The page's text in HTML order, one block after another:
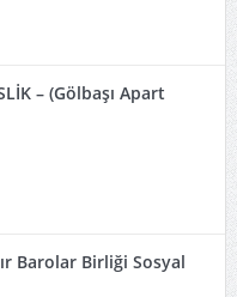
– (Gölbaşı Apart
Barolar Birliği Sosyal